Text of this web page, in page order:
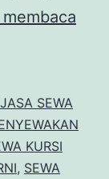
JASA SEWA
KURSI
, SEWA